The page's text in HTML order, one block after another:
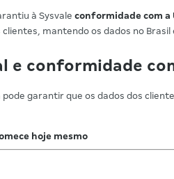
à Sysvale conformidade com a
mantendo os dados no
conformidade
garantir que os dados dos
hoje mesmo